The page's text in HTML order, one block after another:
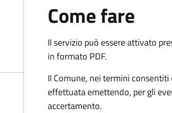
Come fare
Il servizio può essere attivato
in formato PDF.
Il Comune, nei termini
effettuata emettendo, per gli
accertamento.